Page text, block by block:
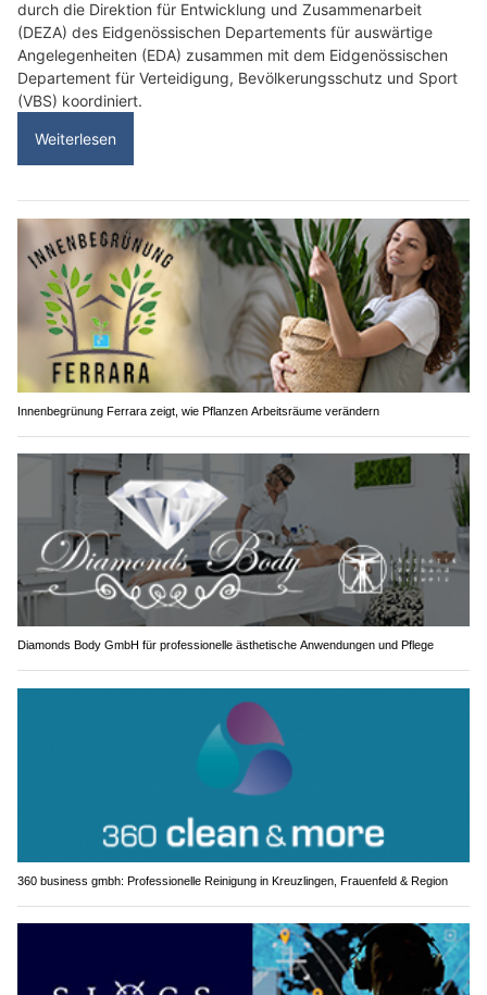
durch die Direktion für Entwicklung und Zusammenarbeit
(DEZA) des Eidgenössischen Departements für auswärtige
Angelegenheiten (EDA) zusammen mit dem Eidgenössischen
Departement für Verteidigung, Bevölkerungsschutz und Sport
(VBS) koordiniert.
Weiterlesen
Innenbegrünung Ferrara zeigt, wie Pflanzen Arbeitsräume verändern
Diamonds Body GmbH für professionelle ästhetische Anwendungen und Pflege
360 business gmbh: Professionelle Reinigung in Kreuzlingen, Frauenfeld & Region